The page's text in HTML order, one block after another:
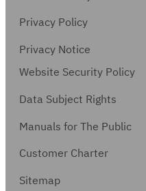
Privacy Policy
Privacy Notice
Website Security Policy
Data Subject Rights
Manuals for The Public
Customer Charter
Sitemap